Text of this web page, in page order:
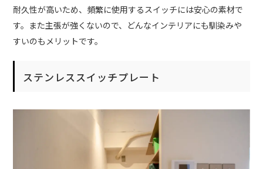
耐久性が高いため、頻繁に使用するスイッチには安心の素材で
す。また主張が強くないので、どんなインテリアにも馴染みや
すいのもメリットです。
ステンレススイッチプレート